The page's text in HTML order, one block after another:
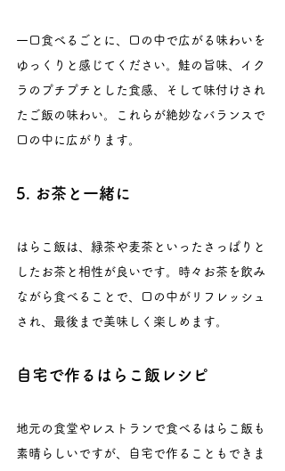
一口食べるごとに、口の中で広がる味わいを
ゆっくりと感じてください。鮭の旨味、イク
ラのプチプチとした食感、そして味付けされ
たご飯の味わい。これらが絶妙なバランスで
口の中に広がります。
5. お茶と一緒に
はらこ飯は、緑茶や麦茶といったさっぱりと
したお茶と相性が良いです。時々お茶を飲み
ながら食べることで、口の中がリフレッシュ
され、最後まで美味しく楽しめます。
自宅で作るはらこ飯レシピ
地元の食堂やレストランで食べるはらこ飯も
素晴らしいですが、自宅で作ることもできま